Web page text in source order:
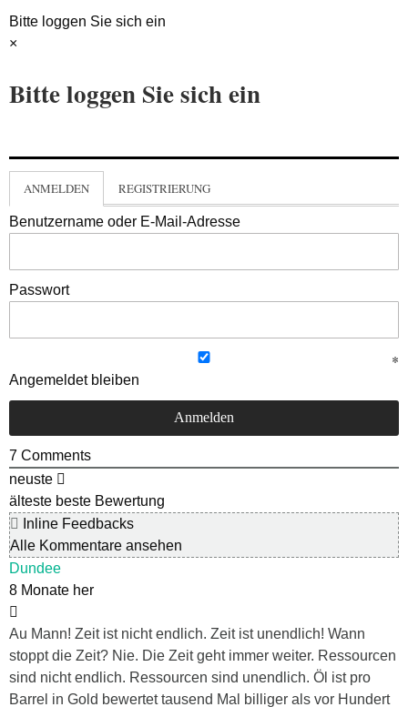
Bitte loggen Sie sich ein
×
Bitte loggen Sie sich ein
ANMELDEN REGISTRIERUNG
Benutzername oder E-Mail-Adresse
Passwort
Angemeldet bleiben
7 Comments
neuste
älteste beste Bewertung
Inline Feedbacks
Alle Kommentare ansehen
Dundee
8 Monate her
Au Mann! Zeit ist nicht endlich. Zeit ist unendlich! Wann
stoppt die Zeit? Nie. Die Zeit geht immer weiter. Ressourcen
sind nicht endlich. Ressourcen sind unendlich. Öl ist pro
Barrel in Gold bewertet tausend Mal billiger als vor Hundert